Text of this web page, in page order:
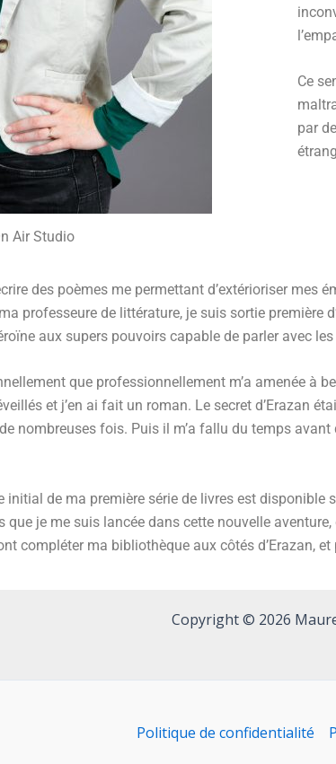
Air Studio
Ce
par
des poèmes me permettant d’extérioriser
professeure de littérature, je suis sortie première
aux supers pouvoirs capable de parler avec
que professionnellement m’a amenée à
et j’en ai fait un roman. Le secret d’Erazan
nombreuses fois. Puis il m’a fallu du temps
initial de ma première série de livres est
je me suis lancée dans cette nouvelle
compléter ma bibliothèque aux côtés d’Erazan,
Copyright © 2026
Politique de confidentialité